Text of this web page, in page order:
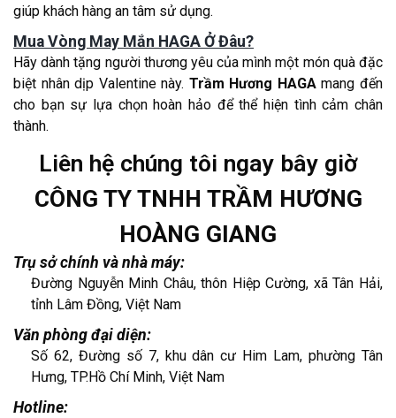
giúp khách hàng an tâm sử dụng.
Mua Vòng May Mắn HAGA Ở Đâu?
Hãy dành tặng người thương yêu của mình một món quà đặc
biệt nhân dịp Valentine này. Trầm Hương HAGAmang đến
cho bạn sự lựa chọn hoàn hảo để thể hiện tình cảm chân
thành.
Liên hệ chúng tôi ngay bây giờ
CÔNG TY TNHH TRẦM HƯƠNG
HOÀNG GIANG
Trụ sở chính và nhà máy:
Đường Nguyễn Minh Châu, thôn Hiệp Cường, xã Tân Hải,
tỉnh Lâm Đồng, Việt Nam
Văn phòng đại diện:
Số 62, Đường số 7, khu dân cư Him Lam, phường Tân
Hưng, TP.Hồ Chí Minh, Việt Nam
Hotline: